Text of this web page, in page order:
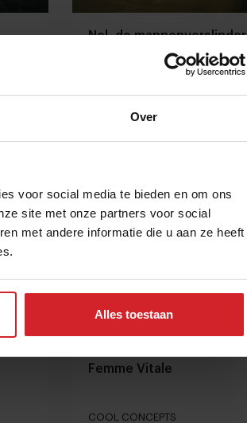
Over
voor social media te bieden en om ons
site met onze partners voor social
met andere informatie die u aan ze heeft
Alles toestaan
Nel, de mannenverslinder
Femme Vitale
COOL CONCEPTS